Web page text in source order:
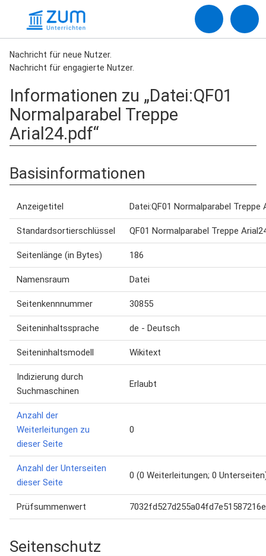
Nachricht für neue Nutzer.
Nachricht für engagierte Nutzer.
Informationen zu „Datei:QF01
Normalparabel Treppe
Arial24.pdf“
Basisinformationen
Anzeigetitel Datei:QF01 Normalparabel Treppe
Standardsortierschlüssel QF01 Normalparabel Treppe
Seitenlänge (in Bytes) 186
Namensraum Datei
Seitenkennnummer 30855
Seiteninhaltssprache de - Deutsch
Seiteninhaltsmodell Wikitext
Indizierung durch
Suchmaschinen
Erlaubt
Anzahl der
Weiterleitungen zu
dieser Seite
0
Anzahl der Unterseiten
dieser Seite
0 (0 Weiterleitungen; 0
Prüfsummenwert
Seitenschutz